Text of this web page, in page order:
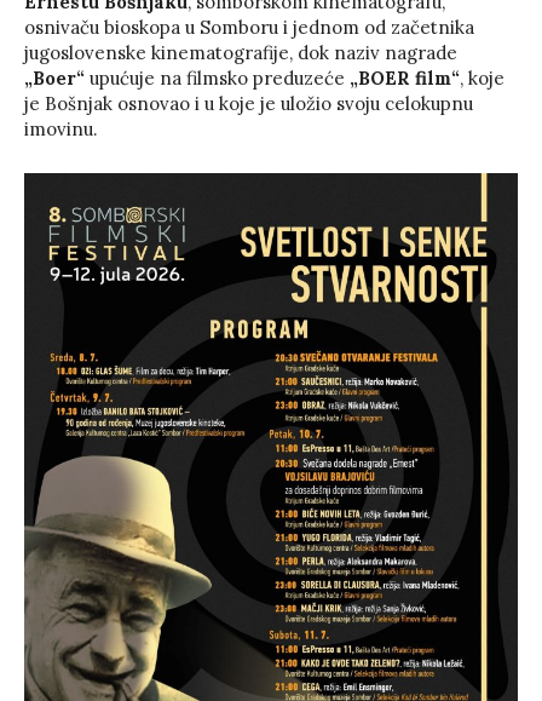
osnivaču bioskopa u Somboru i jednom od začetnika
jugoslovenske kinematografije, dok naziv nagrade
„Boer“ upućuje na filmsko preduzeće „BOER film“, koje
je Bošnjak osnovao i u koje je uložio svoju celokupnu
imovinu.